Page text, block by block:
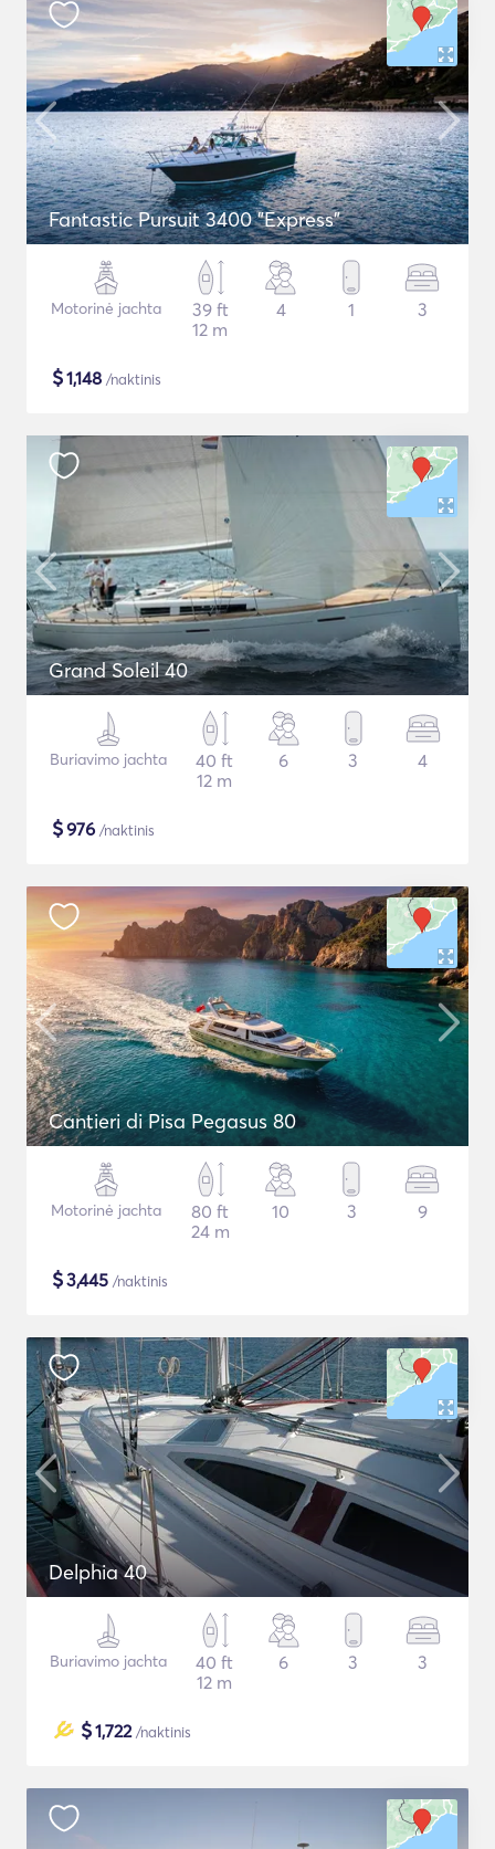
Fantastic Pursuit 3400 "Express"
Motorinė jachta
39 ft
12 m
4 1 3
$1,148 /naktinis
Grand Soleil 40
Buriavimo jachta
40 ft
12 m
6 3 4
$976 /naktinis
Cantieri di Pisa Pegasus 80
Motorinė jachta
80 ft
24 m
10 3 9
$3,445 /naktinis
Delphia 40
Buriavimo jachta
40 ft
12 m
6 3 3
$1,722/naktinis